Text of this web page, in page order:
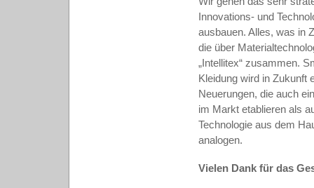
Innovations- und
ausbauen. Alles, was in
die über
„Intellitex“ zusammen.
Kleidung wird in Zukunft
Neuerungen, die auch
im Markt etablieren als
Technologie aus dem
analogen.
Vielen Dank für das